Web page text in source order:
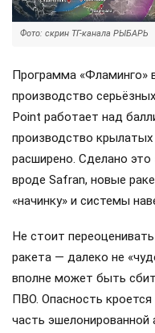
Фото: скрин ТГ-канала РЫБАРЬ
Программа «Фламинго»
производство
Point работает над
производство
расширено. Сделано это
вроде Safran, новые
«начинку» и системы
Не стоит
ракета — далеко не
вполне может быть
ПВО. Опасность кроется
часть эшелонированной